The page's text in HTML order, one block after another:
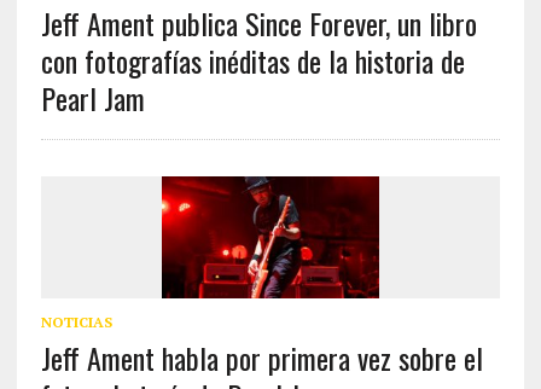
Jeff Ament publica Since Forever, un libro
con fotografías inéditas de la historia de
Pearl Jam
NOTICIAS
Jeff Ament habla por primera vez sobre el